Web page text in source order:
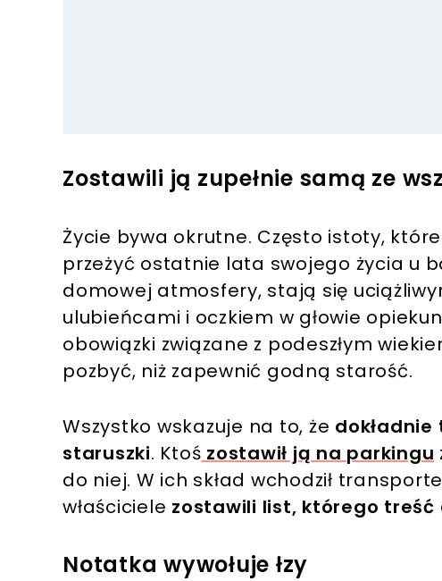
Zostawili ją zupełnie samą ze
Życie bywa okrutne. Często istoty,
przeżyć ostatnie lata swojego życia u
domowej atmosfery, stają się
ulubieńcami i oczkiem w głowie
obowiązki związane z podeszłym
pozbyć, niż zapewnić godną starość.
Wszystko wskazuje na to, że
staruszki. Ktoś zostawił ją na parkingu
do niej. W ich skład wchodził
właściciele zostawili list, którego treść
Notatka wywołuje łzy